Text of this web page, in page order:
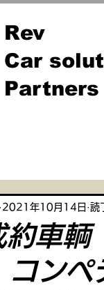
Rev
Car
Partners
約車
ンペ
2021年10月14日 読